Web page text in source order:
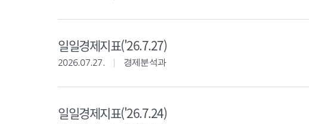
일일경제지표('26.7.27)
2026.07.27. 경제분석과
일일경제지표('26.7.24)